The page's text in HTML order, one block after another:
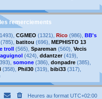
remerciements
CGMEO (1321), Rico (986), BB's
(785), batitou (696), MEPHISTO 13
troll (565), Spareman (560), Vecis
(424), ddantzer(419),
somone (386), donpadre (385),
(358), Phil30 (319), bibi33 (317),
Heures au format UTC+02:00